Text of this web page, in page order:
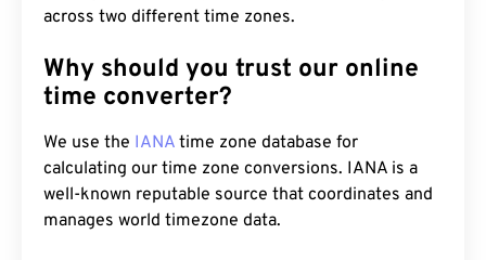
across two different time zones.
Why should you trust our online
time converter?
We use the IANA time zone database for
calculating our time zone conversions. IANA is a
well-known reputable source that coordinates and
manages world timezone data.